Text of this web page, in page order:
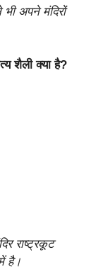
अपने मंदिरों
शैली क्या है?
राष्ट्रकूट
है।